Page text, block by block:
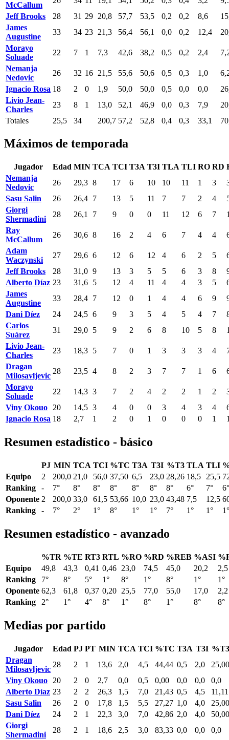
McCallum
Jeff Brooks
28 31 29 20,8 57,7 53,5 0,2 0,2 8,6
James
Augustine
33 34 23 21,3 56,4 56,1 0,0 0,2 12,4
Morayo
Soluade
22 7 1 7,3 42,6 38,2 0,5 0,2 2,4
Nemanja
Nedovic
26 32 16 21,5 55,6 50,6 0,5 0,3 1,0
Ignacio Rosa 18 2 0 1,9 50,0 50,0 0,5 0,0 0,0
Livio Jean-
Charles
23 8 1 13,0 52,1 46,9 0,0 0,3 7,9
Totales
25,5 34 200,7 57,2 52,8 0,4 0,3 33,1
Máximos de temporada
Jugador Edad MIN TCA TCI T3A T3I TLA TLI RO RD
Nemanja
Nedovic
26 29,3 8 17 6 10 10 11 1 3
Sasu Salin
26 26,4 7 13 5 11 7 7 2 4
Giorgi
Shermadini
28 26,1 7 9 0 0 11 12 6 7
Ray
McCallum
26 30,6 8 16 2 4 6 7 4 4
Adam
Waczynski
27 29,6 6 12 6 12 4 6 2 5
Jeff Brooks
28 31,0 9 13 3 5 5 6 3 8
Alberto Díaz 23 31,6 5 12 4 11 4 4 3 5
James
Augustine
33 28,4 7 12 0 1 4 4 6 9
Dani Díez
24 24,5 6 9 3 5 4 5 4 7
Carlos
Suárez
31 29,0 5 9 2 6 8 10 5 8
Livio Jean-
Charles
23 18,3 5 7 0 1 3 3 3 4
Dragan
Milosavljevic
28 23,5 4 8 2 3 7 7 1 6
Morayo
Soluade
22 14,3 3 7 2 4 2 2 1 2
Viny Okouo
20 14,5 3 4 0 0 3 4 3 4
Ignacio Rosa 18 2,7 1 2 0 1 0 0 0 1
Resumen estadístico - básico
PJ MIN TCA TCI %TC T3A T3I %T3 TLA TLI
Equipo
2 200,0 21,0 56,0 37,50 6,5 23,0 28,26 18,5 25,5
Ranking
- 7° 8° 8° 8° 8° 8° 8° 6° 7°
6°
Oponente 2 200,0 33,0 61,5 53,66 10,0 23,0 43,48 7,5 12,5
Ranking
- 7° 2° 1° 8° 1° 1° 7° 1° 1° 1°
Resumen estadístico - avanzado
%TR %TE RT3 RTL %RO %RD %REB %ASI
Equipo
49,8 43,3 0,41 0,46 23,0 74,5 45,0 20,2
2,5
Ranking
7° 8° 5° 1° 8° 1° 8° 1°
1°
Oponente 62,3 61,8 0,37 0,20 25,5 77,0 55,0 17,0
2,2
Ranking
2° 1° 4° 8° 1° 8° 1° 8° 8°
Medias por partido
Jugador Edad PJ PT MIN TCA TCI %TC T3A T3I %T3
Dragan
Milosavljevic
28 2 1 13,6 2,0 4,5 44,44 0,5 2,0
25,00
Viny Okouo
20 2 0 2,7 0,0 0,5 0,00 0,0 0,0
0,0
Alberto Díaz 23 2 2 26,3 1,5 7,0 21,43 0,5 4,5
11,11
Sasu Salin
26 2 0 17,8 1,5 5,5 27,27 1,0 4,0
25,00
Dani Díez
24 2 1 22,3 3,0 7,0 42,86 2,0 4,0
50,00
Giorgi
Shermadini
28 2 1 18,6 2,5 3,0 83,33 0,0 0,0
0,0